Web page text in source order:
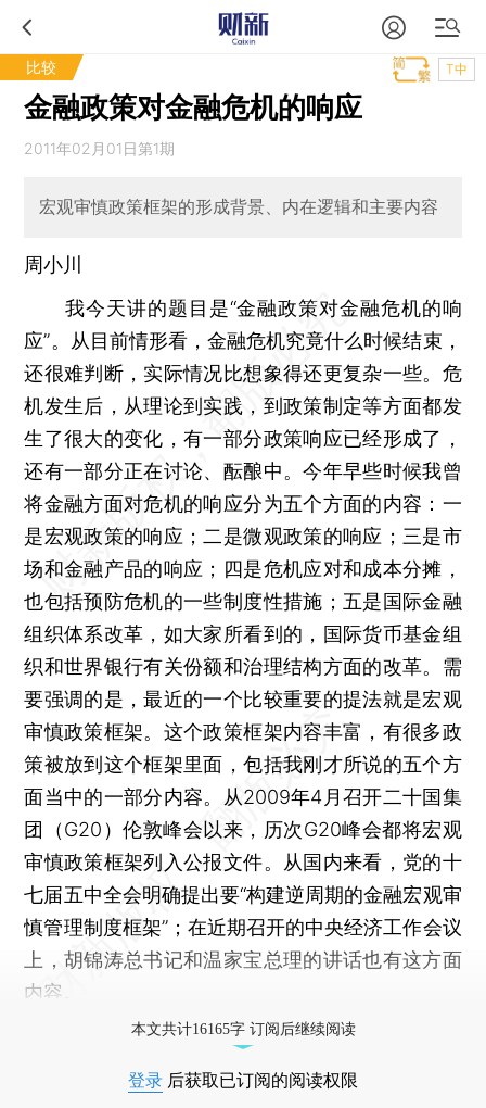
比较 T中
金融政策对金融危机的响应
2011年02月01日第1期
宏观审慎政策框架的形成背景、内在逻辑和主要内容
周小川
我今天讲的题目是“金融政策对金融危机的响
应”。从目前情形看，金融危机究竟什么时候结束，
还很难判断，实际情况比想象得还更复杂一些。危
机发生后，从理论到实践，到政策制定等方面都发
生了很大的变化，有一部分政策响应已经形成了，
还有一部分正在讨论、酝酿中。今年早些时候我曾
将金融方面对危机的响应分为五个方面的内容：一
是宏观政策的响应；二是微观政策的响应；三是市
场和金融产品的响应；四是危机应对和成本分摊，
也包括预防危机的一些制度性措施；五是国际金融
组织体系改革，如大家所看到的，国际货币基金组
织和世界银行有关份额和治理结构方面的改革。需
要强调的是，最近的一个比较重要的提法就是宏观
审慎政策框架。这个政策框架内容丰富，有很多政
策被放到这个框架里面，包括我刚才所说的五个方
面当中的一部分内容。从2009年4月召开二十国集
团（G20）伦敦峰会以来，历次G20峰会都将宏观
审慎政策框架列入公报文件。从国内来看，党的十
七届五中全会明确提出要“构建逆周期的金融宏观审
慎管理制度框架”；在近期召开的中央经济工作会议
上，胡锦涛总书记和温家宝总理的讲话也有这方面
内容。
本文共计16165字 订阅后继续阅读
登录 后获取已订阅的阅读权限